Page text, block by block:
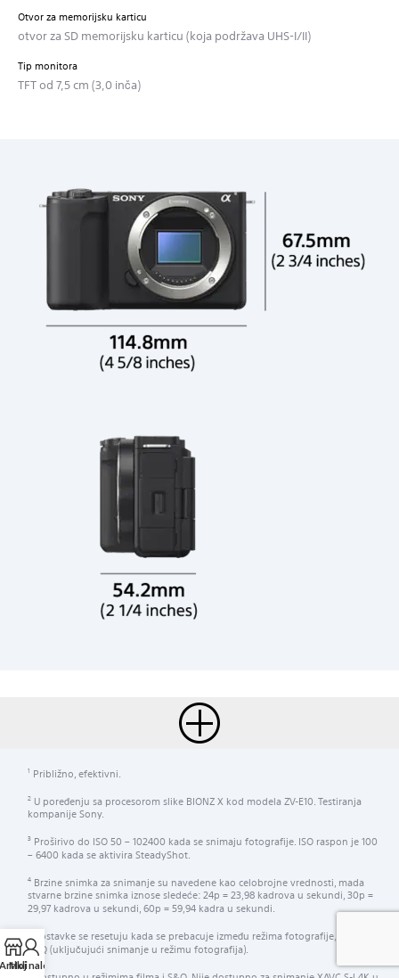
Otvor za memorijsku karticu
otvor za SD memorijsku karticu (koja podržava UHS-I/II)
Tip monitora
TFT od 7,5 cm (3,0 inča)
1 Približno, efektivni.
2 U poređenju sa procesorom slike BIONZ X kod modela ZV-E10. Testiranja
kompanije Sony.
3 Proširivo do ISO 50 – 102400 kada se snimaju fotografije. ISO raspon je 100
– 6400 kada se aktivira SteadyShot.
4 Brzine snimka za snimanje su navedene kao celobrojne vrednosti, mada
stvarne brzine snimka iznose sledeće: 24p = 23,98 kadrova u sekundi, 30p =
29,97 kadrova u sekundi, 60p = 59,94 kadra u sekundi.
Postavke se resetuju kada se prebacuje između režima fotografije, filmova i
S&Q (uključujući snimanje u režimu fotografija).
Artikli
Moj nalog